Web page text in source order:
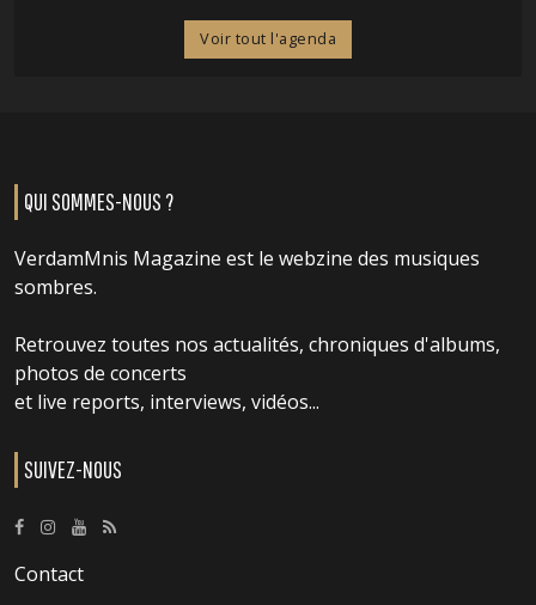
Voir tout l'agenda
QUI SOMMES-NOUS ?
VerdamMnis Magazine est le webzine des musiques
sombres.
Retrouvez toutes nos actualités, chroniques d'albums,
photos de concerts
et live reports, interviews, vidéos...
SUIVEZ-NOUS
Contact